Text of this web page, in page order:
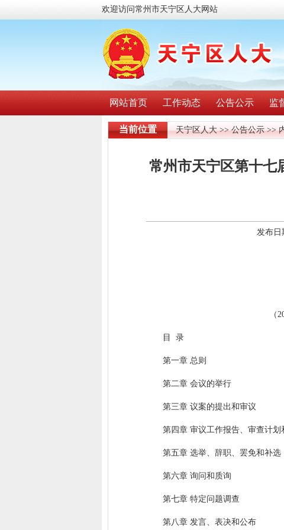
欢迎访问常州市天宁区人大网站
网站首页 工作动态 公告公示 监
当前位置 天宁区人大>>公告公示>>
常州市天宁区第十七
发布日
（
目 录
第一章 总则
第二章 会议的举行
第三章 议案的提出和审议
第四章 审议工作报告、审查计划
第五章 选举、辞职、罢免和补选
第六章 询问和质询
第七章 特定问题调查
第八章 发言、表决和公布